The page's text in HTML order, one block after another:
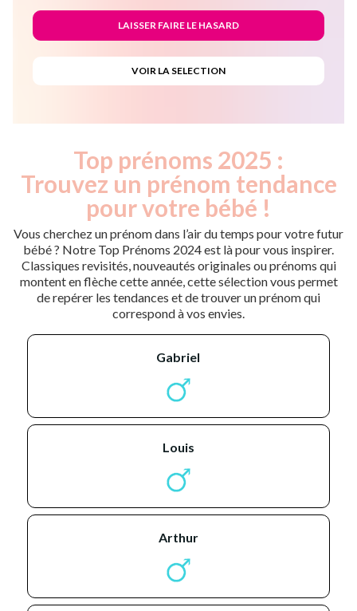
Top prénoms 2025 :
Trouvez un prénom tendance
pour votre bébé !
Vous cherchez un prénom dans l’air du temps pour votre futur
bébé ? Notre Top Prénoms 2024 est là pour vous inspirer.
Classiques revisités, nouveautés originales ou prénoms qui
montent en flèche cette année, cette sélection vous permet
de repérer les tendances et de trouver un prénom qui
correspond à vos envies.
gabriel
louis
arthur